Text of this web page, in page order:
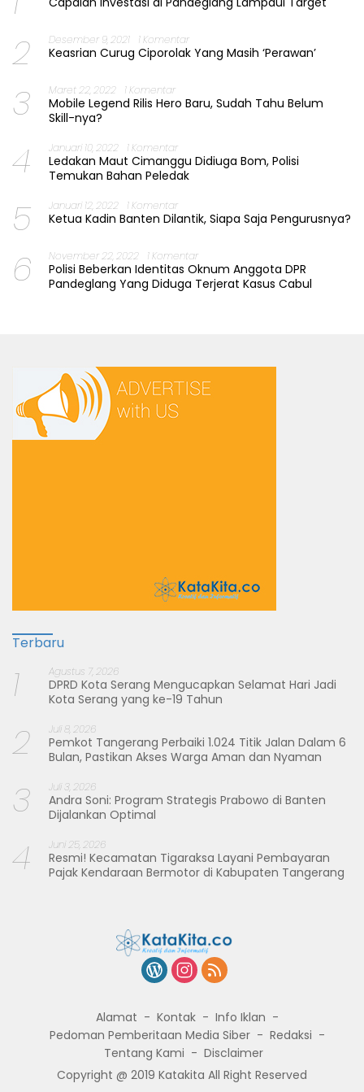
2 Desember 9, 2021 1 Komentar
Keasrian Curug Ciporolak Yang Masih ‘Perawan’
3 Maret 22, 2022 1 Komentar
Mobile Legend Rilis Hero Baru, Sudah Tahu Belum
Skill-nya?
4 Januari 10, 2022 1 Komentar
Ledakan Maut Cimanggu Didiuga Bom, Polisi
Temukan Bahan Peledak
5 Januari 12, 2022 1 Komentar
Ketua Kadin Banten Dilantik, Siapa Saja Pengurusnya?
6 November 22, 2022 1 Komentar
Polisi Beberkan Identitas Oknum Anggota DPR
Pandeglang Yang Diduga Terjerat Kasus Cabul
Terbaru
1 Agustus 7, 2026
DPRD Kota Serang Mengucapkan Selamat Hari Jadi
Kota Serang yang ke-19 Tahun
2 Juli 8, 2026
Pemkot Tangerang Perbaiki 1.024 Titik Jalan Dalam 6
Bulan, Pastikan Akses Warga Aman dan Nyaman
3 Juli 3, 2026
Andra Soni: Program Strategis Prabowo di Banten
Dijalankan Optimal
4 Juni 25, 2026
Resmi! Kecamatan Tigaraksa Layani Pembayaran
Pajak Kendaraan Bermotor di Kabupaten Tangerang
Alamat Kontak
Info Iklan
Pedoman Pemberitaan Media Siber
Redaksi
Tentang Kami
Disclaimer
Copyright @ 2019 Katakita All Right Reserved